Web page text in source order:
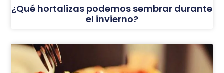
¿Qué hortalizas podemos sembrar durante
el invierno?